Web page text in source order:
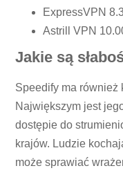
ExpressVPN
Astrill VPN
Jakie są
Speedify ma również
Największym jest
dostępie do
krajów. Ludzie
może sprawiać